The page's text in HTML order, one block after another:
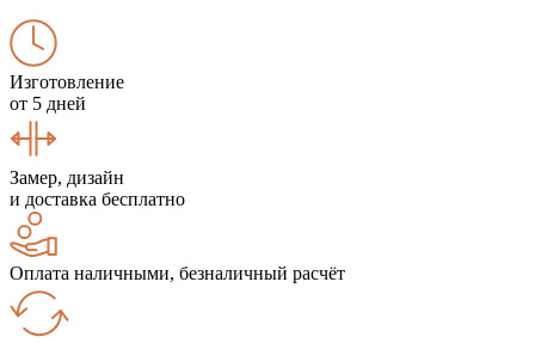
Изготовление
от 5 дней
Замер, дизайн
и доставка бесплатно
Оплата наличными, безналичный расчёт